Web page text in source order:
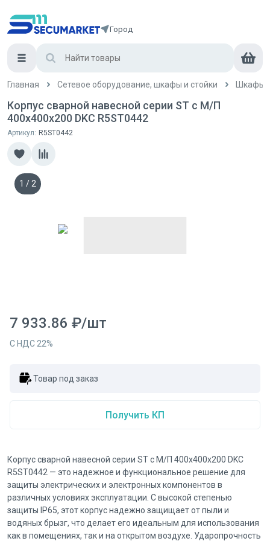
Город
Главная Сетевое оборудование, шкафы и стойки Шкафы
Корпус сварной навесной серии ST с М/П
400x400x200 DKC R5ST0442
Артикул: R5ST0442
1 / 2
7 933.86 ₽/шт
С НДС 22%
Товар под заказ
Получить КП
Корпус сварной навесной серии ST с М/П 400x400x200 DKC
R5ST0442 — это надежное и функциональное решение для
защиты электрических и электронных компонентов в
различных условиях эксплуатации. С высокой степенью
защиты IP65, этот корпус надежно защищает от пыли и
водяных брызг, что делает его идеальным для использования
как в помещениях, так и на открытом воздухе. Ударопрочность